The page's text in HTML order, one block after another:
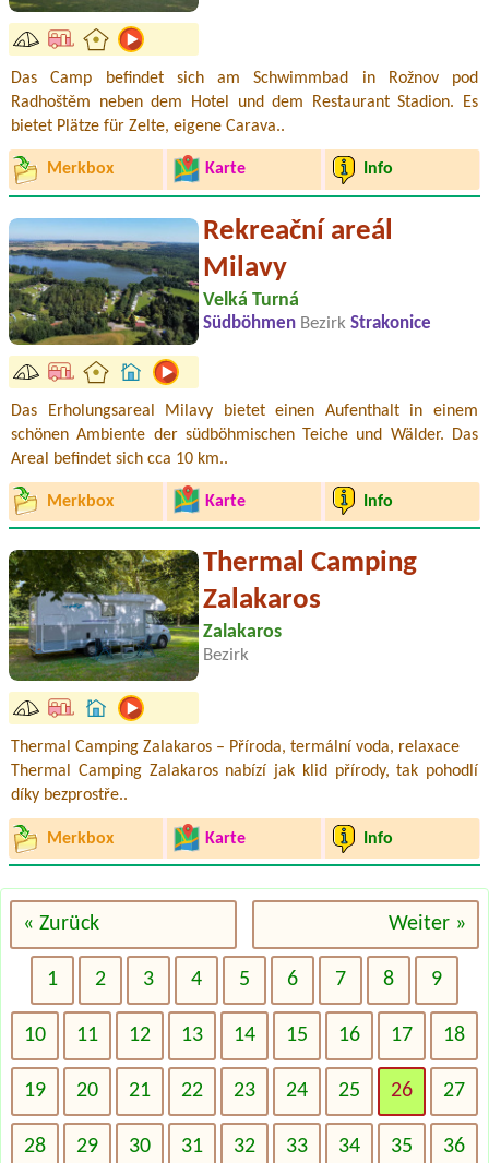
Das Camp befindet sich am Schwimmbad in Rožnov pod
Radhoštěm neben dem Hotel und dem Restaurant Stadion. Es
bietet Plätze für Zelte, eigene Carava..
Merkbox Karte Info
Rekreační areál
Milavy
Velká Turná
Südböhmen Bezirk Strakonice
Das Erholungsareal Milavy bietet einen Aufenthalt in einem
schönen Ambiente der südböhmischen Teiche und Wälder. Das
Areal befindet sich cca 10 km..
Merkbox Karte Info
Thermal Camping
Zalakaros
Zalakaros
Bezirk
Thermal Camping Zalakaros – Příroda, termální voda, relaxace
Thermal Camping Zalakaros nabízí jak klid přírody, tak pohodlí
díky bezprostře..
Merkbox Karte Info
« Zurück Weiter »
1 2 3 4 5 6 7 8 9
10 11 12 13 14 15 16 17 18
19 20 21 22 23 24 25 26 27
28 29 30 31 32 33 34 35 36